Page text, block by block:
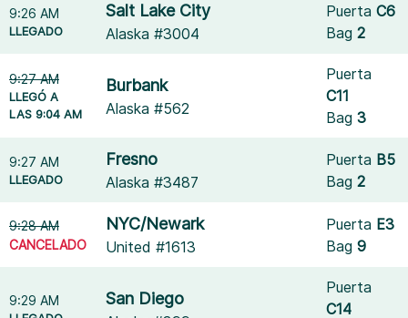
9:26 AM
LLEGADO
Salt Lake City
Alaska #3004
PuertaC6
Bag2
9:27 AM
LLEGÓ A
LAS 9:04 AM
Burbank
Alaska #562
Puerta
C11
Bag3
9:27 AM
LLEGADO
Fresno
Alaska #3487
Puerta B5
Bag2
9:28 AM
CANCELADO
NYC/Newark
United #1613
Puerta E3
Bag9
9:29 AM San Diego
Puerta
C14